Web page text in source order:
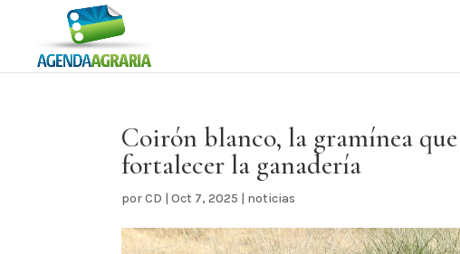
Coirón blanco, la gramínea
fortalecer la ganadería
porCD |Oct 7, 2025 | noticias